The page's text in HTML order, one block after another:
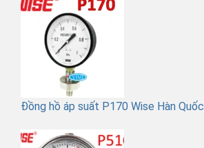
Đồng hồ áp suất P170 Wise Hàn Quốc